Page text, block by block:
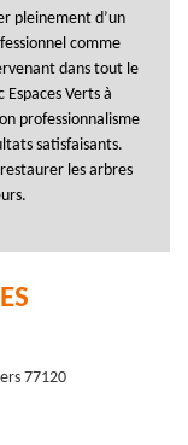
pleinement d’un
comme
dans tout le
Verts à
professionnalisme
satisfaisants.
les arbres
77120